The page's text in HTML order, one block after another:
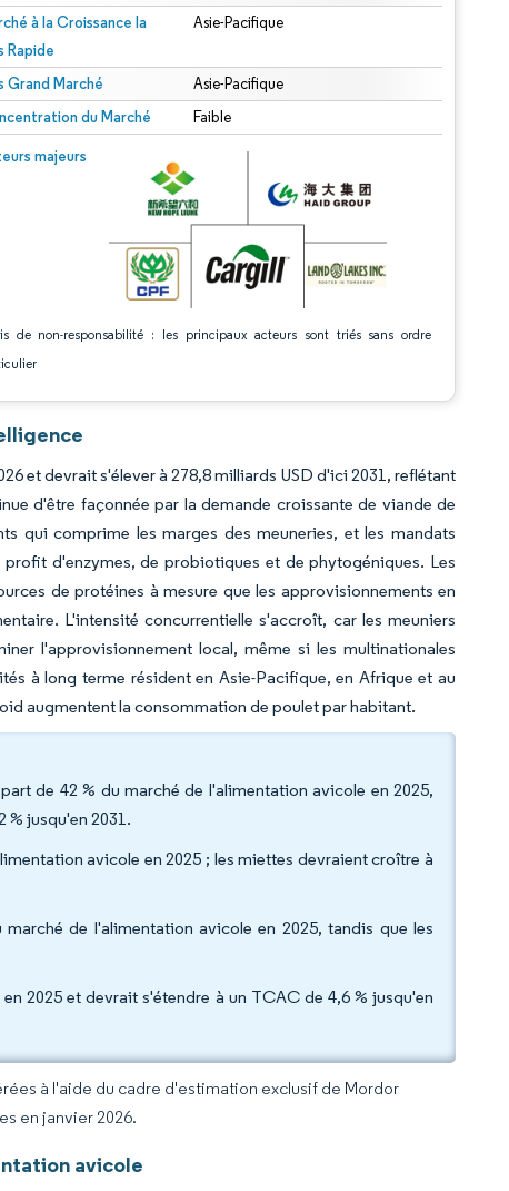
à la Croissance la
Rapide
Asie-Pacifique
Grand Marché Asie-Pacifique
du Marché Faible
majeurs
de non-responsabilité : les principaux acteurs sont triés sans ordre
© Mordor Intelligence. La réutilisation nécessite une attribution sous CC BY 4.0.
attribution sous CC BY 4.0.
et devrait s'élever à 278,8 milliards USD d'ici 2031, reflétant
d'être façonnée par la demande croissante de viande de
qui comprime les marges des meuneries, et les mandats
d'enzymes, de probiotiques et de phytogéniques. Les
de protéines à mesure que les approvisionnements en
L'intensité concurrentielle s'accroît, car les meuniers
l'approvisionnement local, même si les multinationales
à long terme résident en Asie-Pacifique, en Afrique et au
augmentent la consommation de poulet par habitant.
de 42 % du marché de l'alimentation avicole en 2025,
jusqu'en 2031.
avicole en 2025 ; les miettes devraient croître à
de l'alimentation avicole en 2025, tandis que les
2025 et devrait s'étendre à un TCAC de 4,6 % jusqu'en
à l'aide du cadre d'estimation exclusif de Mordor
en janvier 2026.
avicole